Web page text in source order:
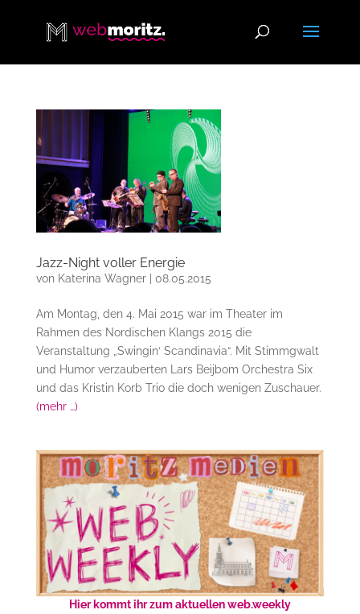
Jazz-Night voller Energie
von Katerina Wagner| 08.05.2015
Am Montag, den 4. Mai 2015 war im Theater im
Rahmen des Nordischen Klangs 2015 die
Veranstaltung „Swingin‘ Scandinavia“. Mit Stimmgwalt
und Humor verzauberten Lars Beijbom Orchestra Six
und das Kristin Korb Trio die doch wenigen Zuschauer.
(mehr …)
Hier kommt ihr zum aktuellen web.weekly